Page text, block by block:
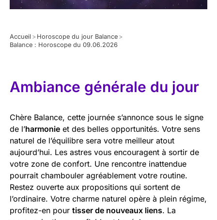
Accueil > Horoscope du jour Balance >
Balance : Horoscope du 09.06.2026
Ambiance générale du jour
Chère Balance, cette journée s’annonce sous le signe
de l’harmonie et des belles opportunités. Votre sens
naturel de l’équilibre sera votre meilleur atout
aujourd’hui. Les astres vous encouragent à sortir de
votre zone de confort. Une rencontre inattendue
pourrait chambouler agréablement votre routine.
Restez ouverte aux propositions qui sortent de
l’ordinaire. Votre charme naturel opère à plein régime,
profitez-en pour tisser de nouveaux liens. La